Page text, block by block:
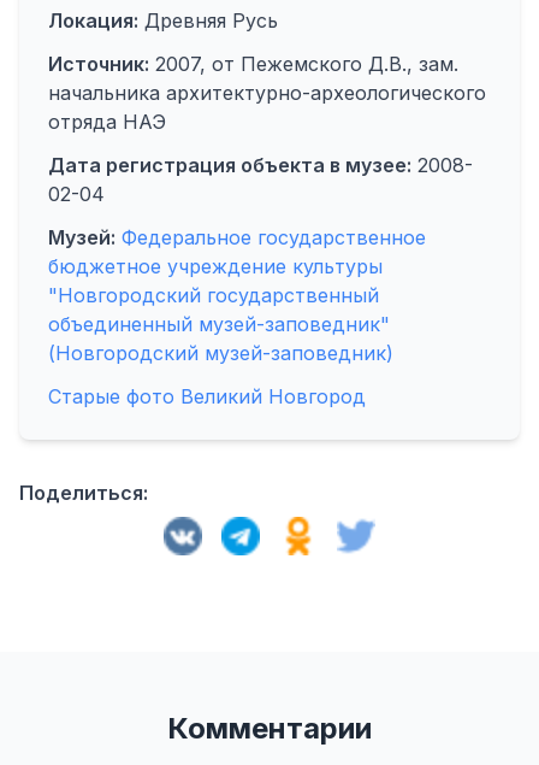
Локация: Древняя Русь
Источник: 2007, от Пежемского Д.В., зам.
начальника архитектурно-археологического
отряда НАЭ
Дата регистрация объекта в музее: 2008-
02-04
Музей: Федеральное государственное
бюджетное учреждение культуры
"Новгородский государственный
объединенный музей-заповедник"
(Новгородский музей-заповедник)
Старые фото Великий Новгород
Поделиться:
Комментарии